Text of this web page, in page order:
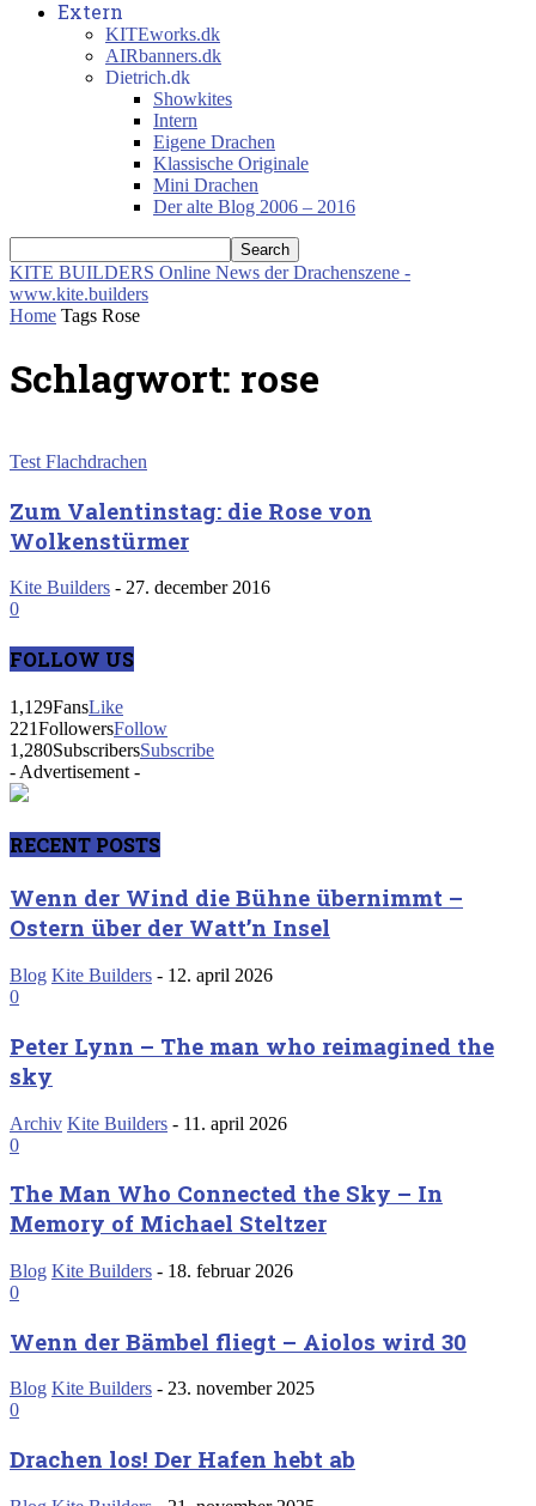
Extern
KITEworks.dk
AIRbanners.dk
Dietrich.dk
Showkites
Intern
Eigene Drachen
Klassische Originale
Mini Drachen
Der alte Blog 2006 – 2016
KITE BUILDERS Online News der Drachenszene -
www.kite.builders
Home Tags Rose
Schlagwort: rose
Test Flachdrachen
Zum Valentinstag: die Rose von
Wolkenstürmer
Kite Builders - 27. december 2016
0
FOLLOW US
1,129FansLike
221FollowersFollow
1,280SubscribersSubscribe
- Advertisement -
RECENT POSTS
Wenn der Wind die Bühne übernimmt –
Ostern über der Watt’n Insel
Blog Kite Builders - 12. april 2026
0
Peter Lynn – The man who reimagined the
sky
Archiv Kite Builders - 11. april 2026
0
The Man Who Connected the Sky – In
Memory of Michael Steltzer
Blog Kite Builders - 18. februar 2026
0
Wenn der Bämbel fliegt – Aiolos wird 30
Blog Kite Builders - 23. november 2025
0
Drachen los! Der Hafen hebt ab